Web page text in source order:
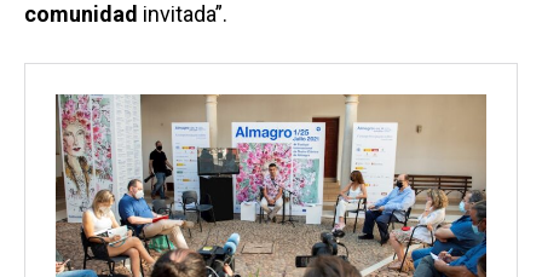
comunidad invitada”.